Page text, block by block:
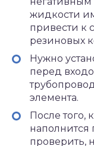
жидкости
привести к
резиновых
Нужно
перед
элемента.
После того,
наполнится
проверить,